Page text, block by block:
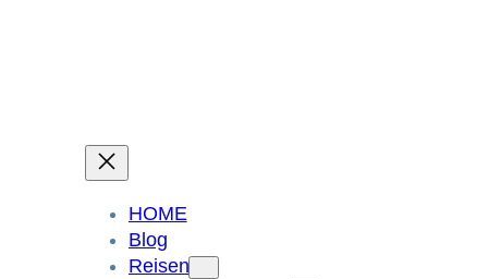
HOME
Blog
Reisen